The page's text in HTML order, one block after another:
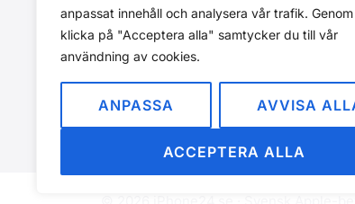
anpassat innehåll och analysera vår trafik.
klicka på "Acceptera alla" samtycker du till vår
användning av cookies.
ANPASSA AVVISA
ACCEPTERA ALLA
Sida
1 Sida
2 Nästa→